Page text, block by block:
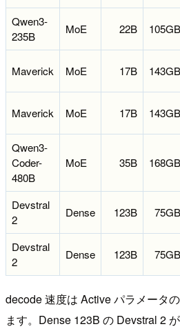
Qwen3-
235B
MoE 22B 105GB
Maverick MoE 17B 143GB
Maverick MoE 17B 143GB
Qwen3-
Coder-
480B
MoE 35B 168GB
Devstral
2
Dense 123B 75GB
Devstral
2
Dense 123B 75GB
decode 速度は Active パラメータ
ます。Dense 123B の Devstral 2